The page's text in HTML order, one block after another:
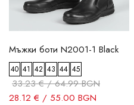
Мъжки боти N2001-1 Black
40 41 42 43 44 45
33.23 € / 64.99 BGN
28.12 € / 55.00 BGN